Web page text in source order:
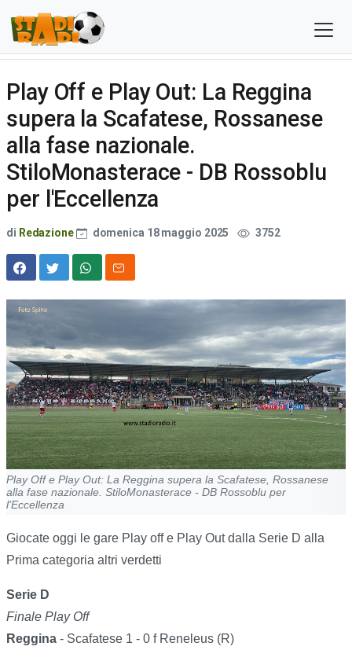
Play Off e Play Out: La Reggina
supera la Scafatese, Rossanese
alla fase nazionale.
StiloMonasterace - DB Rossoblu
per l'Eccellenza
di Redazione domenica 18 maggio 2025 3752
Play Off e Play Out: La Reggina supera la Scafatese, Rossanese
alla fase nazionale. StiloMonasterace - DB Rossoblu per
l'Eccellenza
Giocate oggi le gare Play off e Play Out dalla Serie D alla
Prima categoria altri verdetti
Serie D
Finale Play Off
Reggina - Scafatese 1 - 0 f Reneleus (R)